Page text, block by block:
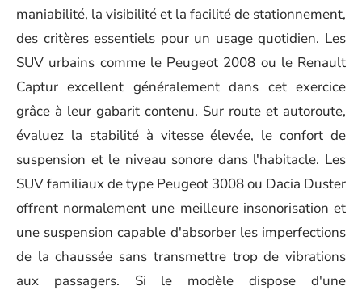
maniabilité, la visibilité et la facilité de stationnement,
des critères essentiels pour un usage quotidien. Les
SUV urbains comme le Peugeot 2008 ou le Renault
Captur excellent généralement dans cet exercice
grâce à leur gabarit contenu. Sur route et autoroute,
évaluez la stabilité à vitesse élevée, le confort de
suspension et le niveau sonore dans l'habitacle. Les
SUV familiaux de type Peugeot 3008 ou Dacia Duster
offrent normalement une meilleure insonorisation et
une suspension capable d'absorber les imperfections
de la chaussée sans transmettre trop de vibrations
aux passagers. Si le modèle dispose d'une